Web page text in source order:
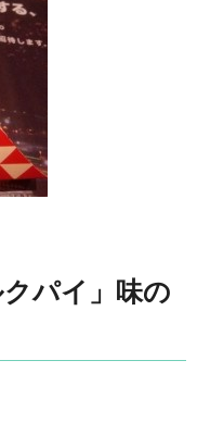
パイ」味の